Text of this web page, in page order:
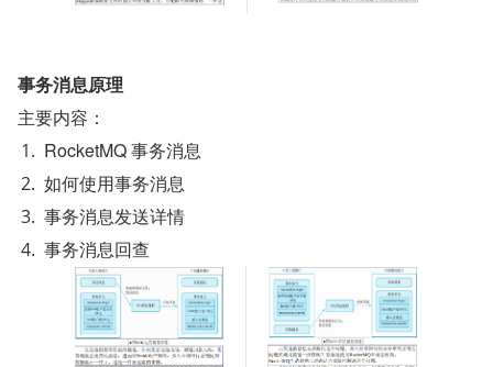
事务消息原理
主要内容：
RocketMQ 事务消息
如何使用事务消息
事务消息发送详情
事务消息回查